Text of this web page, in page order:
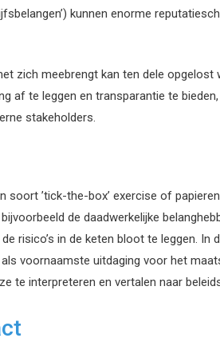
kunnen enorme
zich meebrengt kan ten dele
af te leggen en transparantie te
stakeholders.
soort ’tick-the-box’ exercise of
de daadwerkelijke
risico’s in de keten bloot te leggen. In
voornaamste uitdaging voor het
te interpreteren en vertalen naar